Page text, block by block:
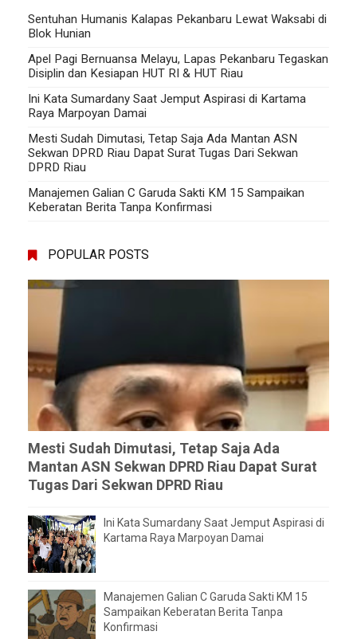
Sentuhan Humanis Kalapas Pekanbaru Lewat Waksabi di
Blok Hunian
Apel Pagi Bernuansa Melayu, Lapas Pekanbaru Tegaskan
Disiplin dan Kesiapan HUT RI & HUT Riau
Ini Kata Sumardany Saat Jemput Aspirasi di Kartama
Raya Marpoyan Damai
Mesti Sudah Dimutasi, Tetap Saja Ada Mantan ASN
Sekwan DPRD Riau Dapat Surat Tugas Dari Sekwan
DPRD Riau
Manajemen Galian C Garuda Sakti KM 15 Sampaikan
Keberatan Berita Tanpa Konfirmasi
POPULAR POSTS
Mesti Sudah Dimutasi, Tetap Saja Ada
Mantan ASN Sekwan DPRD Riau Dapat Surat
Tugas Dari Sekwan DPRD Riau
Ini Kata Sumardany Saat Jemput Aspirasi di
Kartama Raya Marpoyan Damai
Manajemen Galian C Garuda Sakti KM 15
Sampaikan Keberatan Berita Tanpa
Konfirmasi